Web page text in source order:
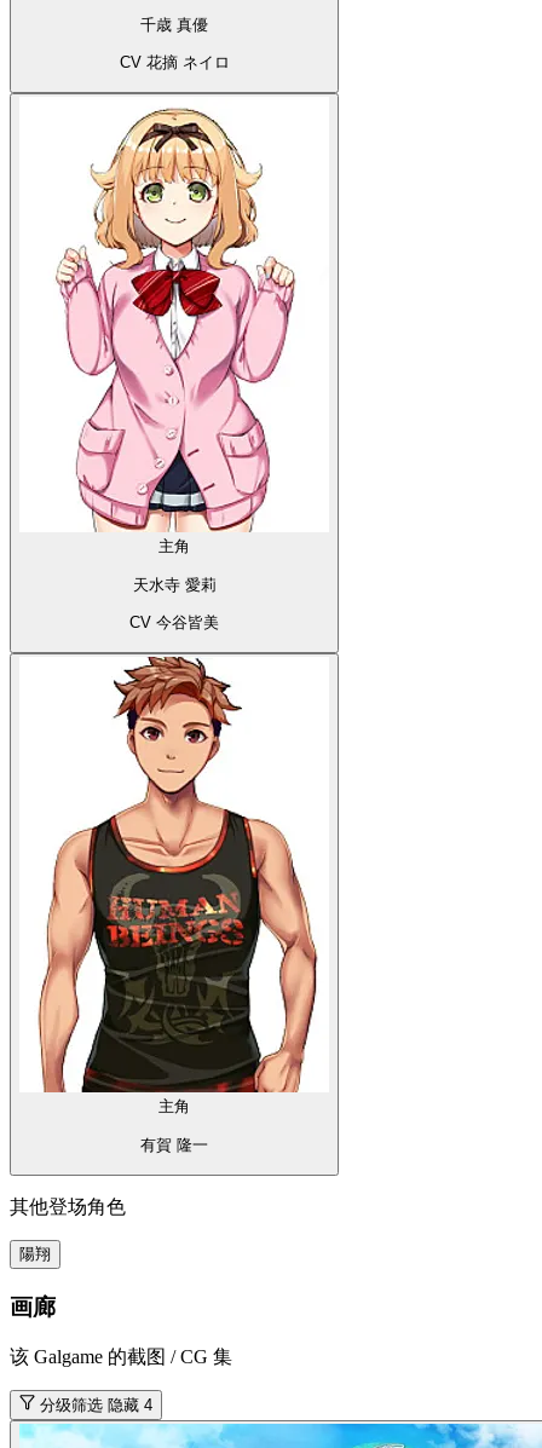
千歳 真優
CV 花摘 ネイロ
主角
天水寺 愛莉
CV 今谷皆美
主角
有賀 隆一
其他登场角色
陽翔
画廊
该 Galgame 的截图 / CG 集
分级筛选隐藏 4